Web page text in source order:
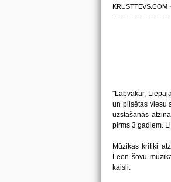
KRUSTTEVS.COM
"Labvakar,
un pilsētas viesu
uzstāšanās
pirms 3 gadiem.
Mūzikas kritiķi
Leen šovu
kaisli.